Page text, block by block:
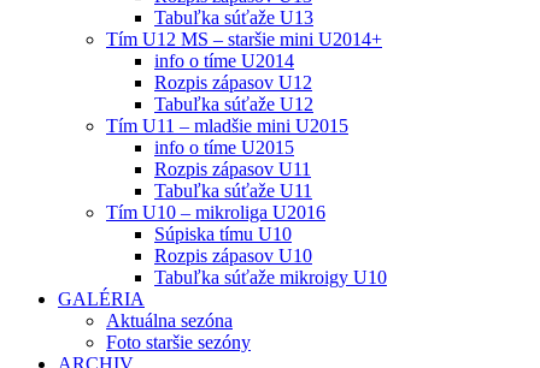
Tabuľka súťaže U13
Tím U12 MS – staršie mini U2014+
info o tíme U2014
Rozpis zápasov U12
Tabuľka súťaže U12
Tím U11 – mladšie mini U2015
info o tíme U2015
Rozpis zápasov U11
Tabuľka súťaže U11
Tím U10 – mikroliga U2016
Súpiska tímu U10
Rozpis zápasov U10
Tabuľka súťaže mikroigy U10
GALÉRIA
Aktuálna sezóna
Foto staršie sezóny
ARCHIV